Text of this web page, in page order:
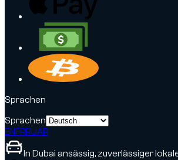
Sprachen
Sprachen
ENFRRUAR
In Dubai ansässig, zuverlässiger